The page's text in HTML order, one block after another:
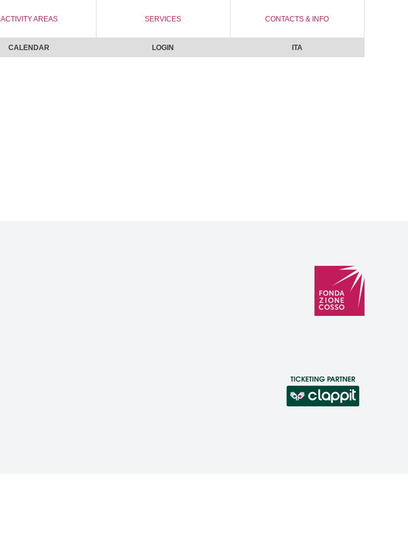
ACTIVITY AREAS SERVICES CONTACTS & INFO
CALENDAR LOGIN ITA